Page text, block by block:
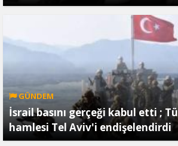
GÜNDEM
İsrail basını gerçeği kabul etti ;
hamlesi Tel Aviv'i endişelendirdi